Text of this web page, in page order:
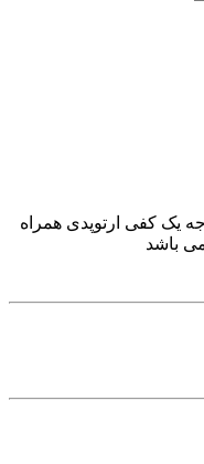
یک کفی ارتوپدی همراه
باشد